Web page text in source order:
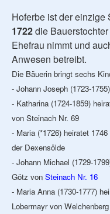
Hoferbe ist der einzige
1722die Bauerstochter
Ehefrau nimmt und
Anwesen betreibt.
Die Bäuerin bringt sechs
- Johann Joseph (1723-
- Katharina (1724-1859)
von Steinach Nr. 69
- Maria (*1726) heiratet
der Dexensölde
- Johann Michael (1729-
Götz von Steinach Nr. 16
- Maria Anna (1730-1777)
Lobermayr von